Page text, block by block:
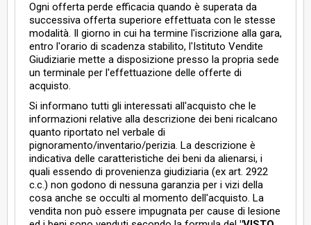
Ogni offerta perde efficacia quando è superata da
successiva offerta superiore effettuata con le stesse
modalità. Il giorno in cui ha termine l'iscrizione alla gara,
entro l'orario di scadenza stabilito, l'Istituto Vendite
Giudiziarie mette a disposizione presso la propria sede
un terminale per l'effettuazione delle offerte di
acquisto.
Si informano tutti gli interessati all'acquisto che le
informazioni relative alla descrizione dei beni ricalcano
quanto riportato nel verbale di
pignoramento/inventario/perizia. La descrizione è
indicativa delle caratteristiche dei beni da alienarsi, i
quali essendo di provenienza giudiziaria (ex art. 2922
c.c.) non godono di nessuna garanzia per i vizi della
cosa anche se occulti al momento dell'acquisto. La
vendita non può essere impugnata per cause di lesione